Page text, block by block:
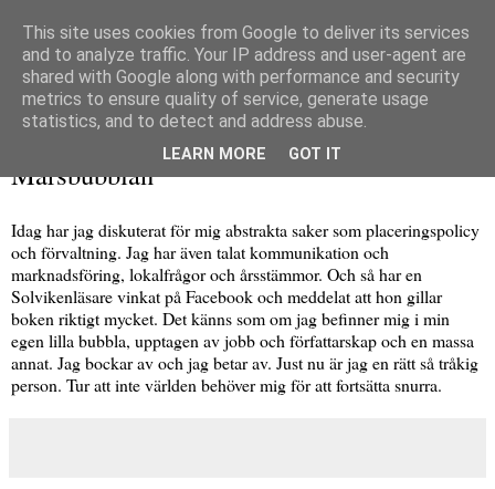
Marsbubblan
Idag har jag diskuterat för mig abstrakta saker som placeringspolicy
och förvaltning. Jag har även talat kommunikation och
marknadsföring, lokalfrågor och årsstämmor. Och så har en
Solvikenläsare vinkat på Facebook och meddelat att hon gillar
boken riktigt mycket. Det känns som om jag befinner mig i min
egen lilla bubbla, upptagen av jobb och författarskap och en massa
annat. Jag bockar av och jag betar av. Just nu är jag en rätt så tråkig
person. Tur att inte världen behöver mig för att fortsätta snurra.
This site uses cookies from Google to deliver its services
and to analyze traffic. Your IP address and user-agent are
shared with Google along with performance and security
metrics to ensure quality of service, generate usage
statistics, and to detect and address abuse.
LEARN MORE GOT IT